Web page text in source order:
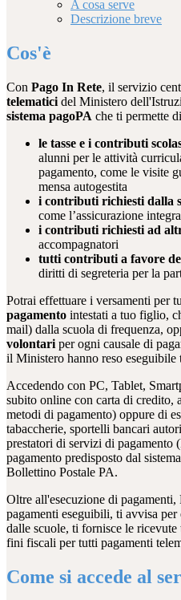
A cosa serve
Descrizione breve
Cos'è
Con Pago In Rete, il servizio
telematici del Ministero
sistema pagoPA che ti permette
le tasse e i contributi
alunni per le attività
pagamento, come le visite
mensa autogestita
i contributi richiesti dalla
come l’assicurazione
i contributi richiesti ad
accompagnatori
tutti contributi a favore
diritti di segreteria per la
Potrai effettuare i versamenti per
pagamento intestati a tuo figlio,
mail) dalla scuola di frequenza,
volontari per ogni causale di
il Ministero hanno reso eseguibile
Accedendo con PC, Tablet,
subito online con carta di credito,
metodi di pagamento) oppure di
tabaccherie, sportelli bancari
prestatori di servizi di pagamento
pagamento predisposto dal
Bollettino Postale PA.
Oltre all'esecuzione di
pagamenti eseguibili, ti avvisa
dalle scuole, ti fornisce le
fini fiscali per tutti pagamenti
Come si accede al